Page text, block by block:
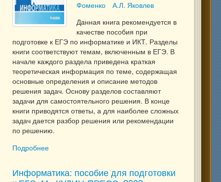
Фоменко
А.Л. Яковлев
Данная книга рекомендуется в
качестве пособия при
подготовке к ЕГЭ по информатике и ИКТ. Разделы
книги соответствуют темам, включенным в ЕГЭ. В
начале каждого раздела приведена краткая
теоретическая информация по теме, содержащая
основные определения и описание методов
решения задач. Основу разделов составляют
задачи для самостоятельного решения. В конце
книги приводятся ответы, а для наиболее сложных
задач дается разбор решения или рекомендации
по решению.
Подробнее
Информатика: пособие для подготовки